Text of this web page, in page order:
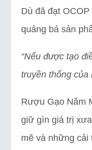
Dù đã đạt
quảng bá sản
“Nếu được tạo
truyền thống của
Rượu Gạo Năm
giữ gìn giá trị
mẽ và những cải